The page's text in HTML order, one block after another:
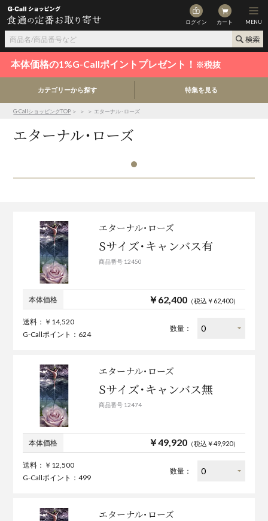
ログイン カート MENU
本体価格の1%G-Callポイントプレゼント！ ※税抜
カテゴリーから探す 特集を見る
G-CallショッピングTOP ＞ ＞ ＞ エターナル･ローズ
エターナル･ローズ
エターナル･ローズ
Sサイズ･キャンバス有
商品番号 12450
本体価格 ￥62,400（税込￥62,400）
送料：￥14,520
G-Callポイント：624
数量：
エターナル･ローズ
Sサイズ･キャンバス無
商品番号 12474
本体価格 ￥49,920（税込￥49,920）
送料：￥12,500
G-Callポイント：499
数量：
エターナル･ローズ